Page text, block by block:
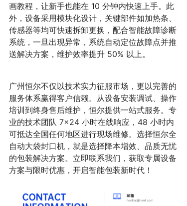
画教程，让新手也能在 10 分钟内快速上手。此
外，设备采用模块化设计，关键部件如加热条、
传感器等均可快速拆卸更换，配合智能故障诊断
系统，一旦出现异常，系统自动定位故障点并推
送解决方案，维护效率提升 50% 以上。
广州恒尔不仅以技术实力征服市场，更以完善的
服务体系赢得客户信赖。从设备安装调试、操作
培训到终身售后维护，恒尔提供一站式服务。专
业的技术团队 7×24 小时在线响应，48 小时内
可抵达全国任何地区进行现场维修。选择恒尔全
自动大袋封口机，就是选择降本增效、品质无忧
的包装解决方案。立即联系我们，获取专属设备
方案与限时优惠，开启智能包装新时代！